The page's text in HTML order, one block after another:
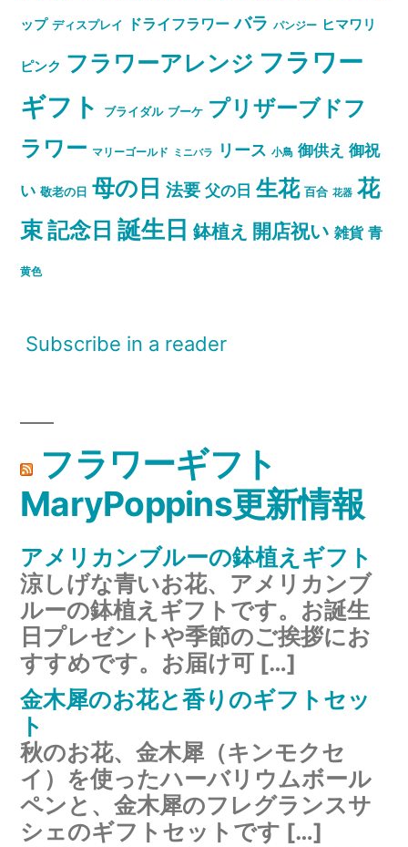
ップ ディスプレイ ドライフラワー バラ パンジー ヒマワリ
ピンク フラワーアレンジ フラワー
ギフト
ブライダル ブーケ プリザーブドフ
ラワー マリーゴールド ミニバラ リース 小鳥 御供え 御祝
い 敬老の日 母の日 法要 父の日 生花 百合 花器 花
束記念日 誕生日 鉢植え 開店祝い 雑貨 青
黄色
Subscribe in a reader
フラワーギフト
MaryPoppins更新情報
アメリカンブルーの鉢植えギフト
涼しげな青いお花、アメリカンブ
ルーの鉢植えギフトです。お誕生
日プレゼントや季節のご挨拶にお
すすめです。お届け可 […]
金木犀のお花と香りのギフトセッ
ト
秋のお花、金木犀（キンモクセ
イ）を使ったハーバリウムボール
ペンと、金木犀のフレグランスサ
シェのギフトセットです […]